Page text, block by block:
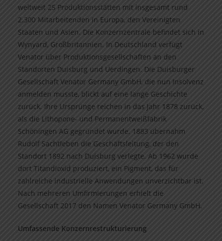
weltweit 25 Produktionsstätten mit insgesamt rund
2.300 Mitarbeitenden in Europa, den Vereinigten
Staaten und Asien. Die Konzernzentrale befindet sich in
Wynyard, Großbritannien. In Deutschland verfügt
Venator über Produktionsgesellschaften an den
Standorten Duisburg und Uerdingen. Die Duisburger
Gesellschaft Venator Germany GmbH, die nun Insolvenz
anmelden musste, blickt auf eine lange Geschichte
zurück. Ihre Ursprünge reichen in das Jahr 1878 zurück,
als die Lithopone- und Permanentweißfabrik
Schöningen AG gegründet wurde. 1883 übernahm
Rudolf Sachtleben die Geschäftsleitung, der den
Standort 1892 nach Duisburg verlegte. Ab 1962 wurde
dort Titandioxid produziert, ein Pigment, das für
zahlreiche industrielle Anwendungen unverzichtbar ist.
Nach mehreren Umfirmierungen erhielt die
Gesellschaft 2017 den Namen Venator Germany GmbH.
Umfassende Konzernrestrukturierung